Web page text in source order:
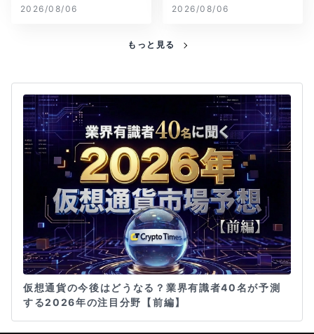
2026/08/06 念が再燃
2026/08/06
もっと見る
仮想通貨の今後はどうなる？業界有識者40名が予測
する2026年の注目分野【前編】